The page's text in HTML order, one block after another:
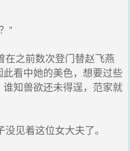
”
之前数次登门替赵飞燕
看中她的美色，想要过些
知兽欲还未得逞，范家就
见着这位女大夫了。